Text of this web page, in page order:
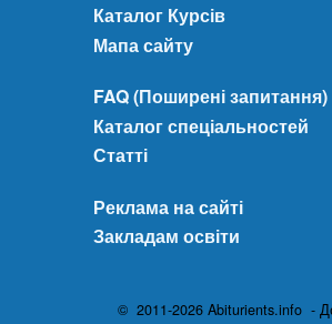
Каталог Курсів
Мапа сайту
FAQ (Поширені запитання)
Каталог спеціальностей
Статті
Реклама на сайті
Закладам освіти
© 2011-2026 Abiturients.info -